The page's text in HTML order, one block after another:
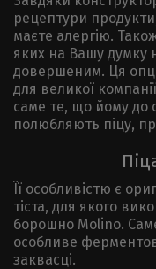
рецептури
маєте алергію.
яких на Вашу думку
довершеним. Ця
для великої
саме те, що йому до
полюбляють піцу,
Її особливістю є
тіста, для якого
борошно Molino.
особливе
заквасці.